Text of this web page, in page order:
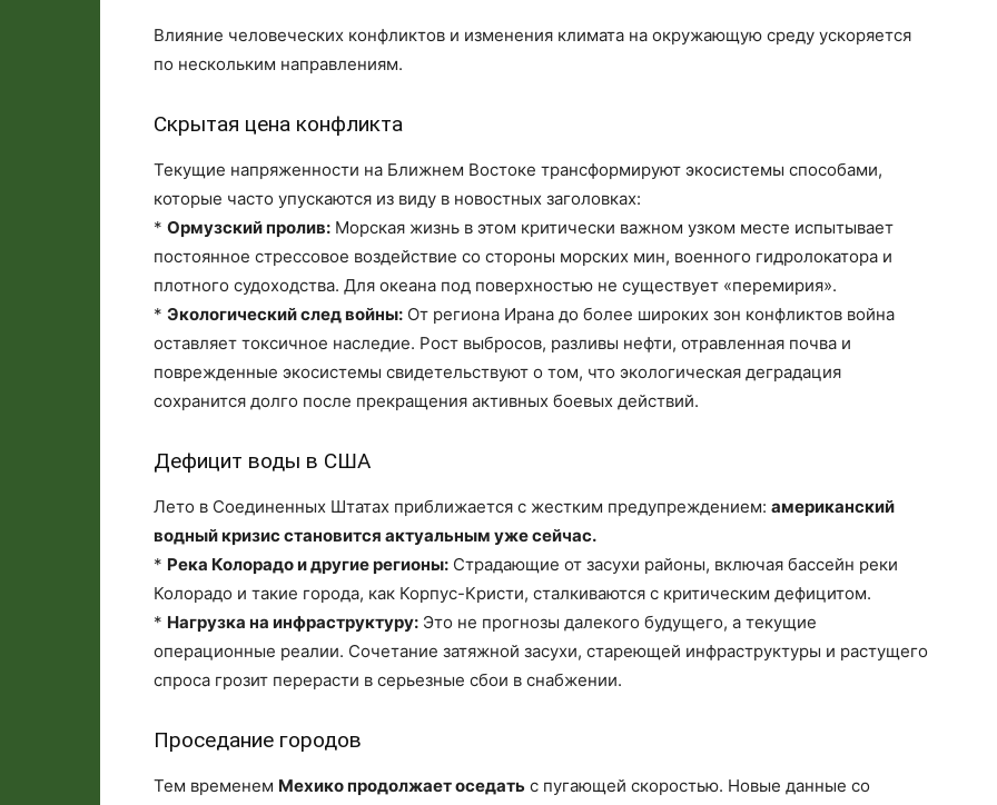
Влияние человеческих конфликтов и изменения климата на окружающую среду ускоряется
по нескольким направлениям.
Скрытая цена конфликта
Текущие напряженности на Ближнем Востоке трансформируют экосистемы способами,
которые часто упускаются из виду в новостных заголовках:
* Ормузский пролив: Морская жизнь в этом критически важном узком месте испытывает
постоянное стрессовое воздействие со стороны морских мин, военного гидролокатора и
плотного судоходства. Для океана под поверхностью не существует «перемирия».
* Экологический след войны: От региона Ирана до более широких зон конфликтов война
оставляет токсичное наследие. Рост выбросов, разливы нефти, отравленная почва и
поврежденные экосистемы свидетельствуют о том, что экологическая деградация
сохранится долго после прекращения активных боевых действий.
Дефицит воды в США
Лето в Соединенных Штатах приближается с жестким предупреждением: американский
водный кризис становится актуальным уже сейчас.
* Река Колорадо и другие регионы: Страдающие от засухи районы, включая бассейн реки
Колорадо и такие города, как Корпус-Кристи, сталкиваются с критическим дефицитом.
* Нагрузка на инфраструктуру: Это не прогнозы далекого будущего, а текущие
операционные реалии. Сочетание затяжной засухи, стареющей инфраструктуры и растущего
спроса грозит перерасти в серьезные сбои в снабжении.
Проседание городов
Тем временем Мехико продолжает оседать с пугающей скоростью. Новые данные со